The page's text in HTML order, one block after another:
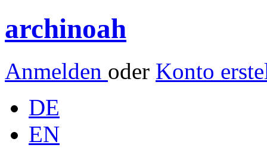
archinoah
Anmelden oder Konto
DE
EN